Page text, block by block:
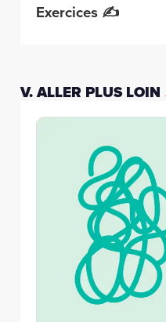
Exercices ✍️
V. ALLER PLUS LOIN